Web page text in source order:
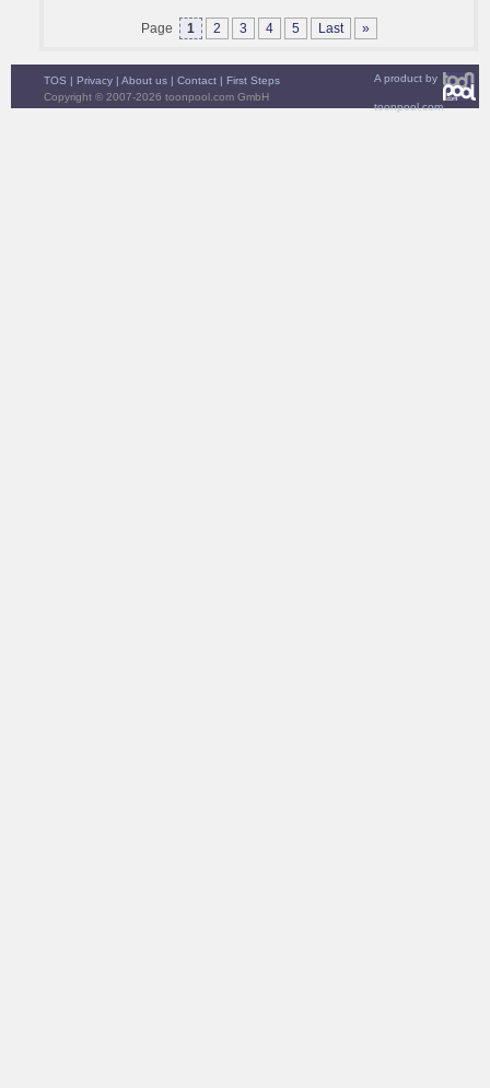
Page 1 2 3 4 5 Last »
A product by
toonpool.com
TOS | Privacy | About us | Contact | First Steps
Copyright © 2007-2026 toonpool.com GmbH